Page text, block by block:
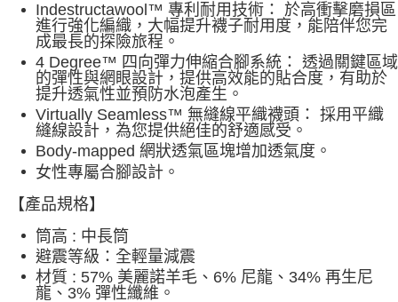
Indestructawool™ 專利耐用技術： 於高衝擊磨損區
進行強化編織，大幅提升襪子耐用度，能陪伴您完
成最長的探險旅程。
4 Degree™ 四向彈力伸縮合腳系統： 透過關鍵區域
的彈性與網眼設計，提供高效能的貼合度，有助於
提升透氣性並預防水泡產生。
Virtually Seamless™ 無縫線平織襪頭： 採用平織
縫線設計，為您提供絕佳的舒適感受。
Body-mapped 網狀透氣區塊增加透氣度。
女性專屬合腳設計。
【產品規格】
筒高 : 中長筒
避震等級：全輕量減震
材質 : 57% 美麗諾羊毛、6% 尼龍、34% 再生尼
龍、3% 彈性纖維。